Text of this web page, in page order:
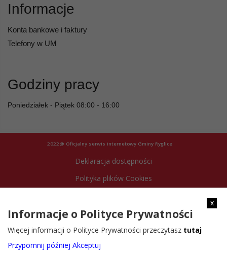
Informacje
Konta bankowe i faktury
Telefony w UM
Godziny pracy
Poniedziałek - Piątek 08:00 - 16:00
2022@ Oficjalny serwis internetowy Gminy Ryglice
Deklaracja dostępności
Polityka plików Cookies
x
Informacje o Polityce Prywatności
Więcej informacji o Polityce Prywatności przeczytasz tutaj
Przypomnij później Akceptuj